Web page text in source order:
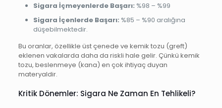
Sigara İçmeyenlerde Başarı: %98 – %99
Sigara İçenlerde Başarı: %85 – %90 aralığına
düşebilmektedir.
Bu oranlar, özellikle üst çenede ve kemik tozu (greft)
eklenen vakalarda daha da riskli hale gelir. Çünkü kemik
tozu, beslenmeye (kana) en çok ihtiyaç duyan
materyaldir.
Kritik Dönemler: Sigara Ne Zaman En Tehlikeli?